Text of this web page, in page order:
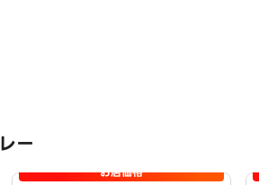
ー
お店価格